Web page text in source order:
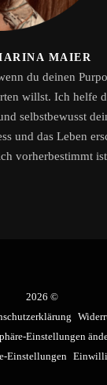
MAIER
du deinen
willst. Ich helfe
selbstbewusst
und das Leben
vorherbestimmt
2026 ©
Einstellungen
Einstellungen